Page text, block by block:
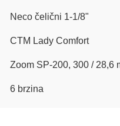
Neco čelični 1-1/8"
CTM Lady Comfort
Zoom SP-200, 300 / 28,6
6 brzina